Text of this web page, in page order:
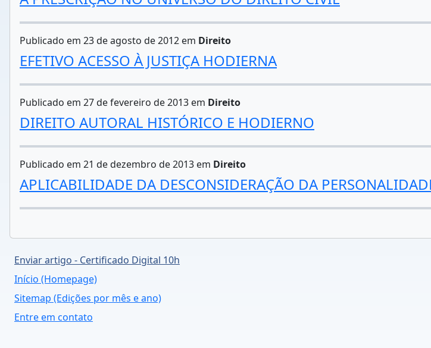
Publicado em 23 de agosto de 2012 em Direito
EFETIVO ACESSO À JUSTIÇA HODIERNA
Publicado em 27 de fevereiro de 2013 em Direito
DIREITO AUTORAL HISTÓRICO E HODIERNO
Publicado em 21 de dezembro de 2013 em Direito
APLICABILIDADE DA DESCONSIDERAÇÃO DA
Enviar artigo - Certificado Digital 10h
Início (Homepage)
Sitemap (Edições por mês e ano)
Entre em contato